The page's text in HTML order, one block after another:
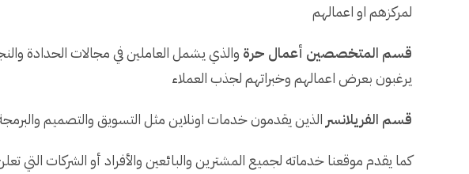
لمركزهم او اعمالهم
قسم المتخصصين أعمال حرة والذي يشمل العاملين في مجالات الحدادة
يرغبون بعرض اعمالهم وخبراتهم لجذب العملاء
قسم الفريلانسر الذين يقدمون خدمات اونلاين مثل التسويق والتصميم
كما يقدم موقعنا خدماته لجميع المشترين والبائعين والأفراد أو الشركات التي